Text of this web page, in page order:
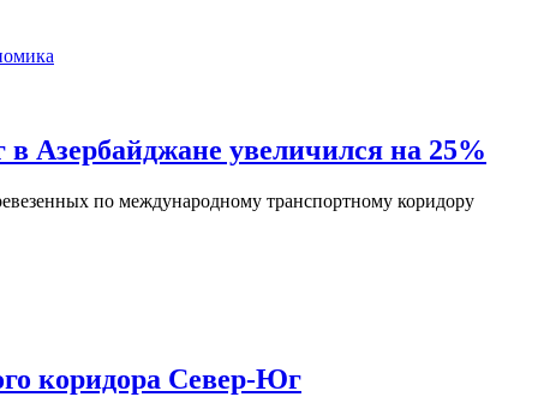
Азербайджане увеличился на 25%
по международному транспортному коридору
коридора Север-Юг